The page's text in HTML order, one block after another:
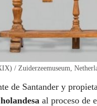
/ Zuiderzeemuseum,
de Santander y
al proceso de